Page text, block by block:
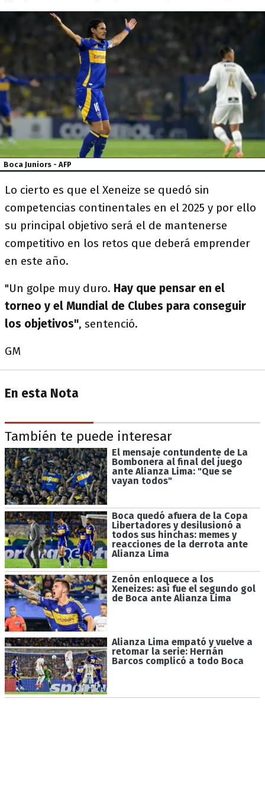
Boca Juniors - AFP
Lo cierto es que el Xeneize se quedó sin
competencias continentales en el 2025 y por ello
su principal objetivo será el de mantenerse
competitivo en los retos que deberá emprender
en este año.
"Un golpe muy duro. Hay que pensar en el
torneo y el Mundial de Clubes para conseguir
los objetivos", sentenció.
GM
En esta Nota
También te puede interesar
El mensaje contundente de La
Bombonera al final del juego
ante Alianza Lima: "Que se
vayan todos"
Boca quedó afuera de la Copa
Libertadores y desilusionó a
todos sus hinchas: memes y
reacciones de la derrota ante
Alianza Lima
Zenón enloquece a los
Xeneizes: así fue el segundo gol
de Boca ante Alianza Lima
Alianza Lima empató y vuelve a
retomar la serie: Hernán
Barcos complicó a todo Boca